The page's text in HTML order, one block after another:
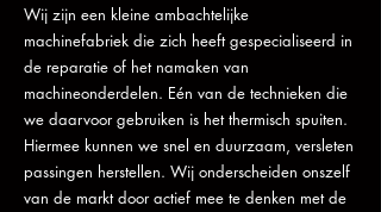
Wij zijn een kleine ambachtelijke
machinefabriek die zich heeft gespecialiseerd in
de reparatie of het namaken van
machineonderdelen. Eén van de technieken die
we daarvoor gebruiken is het thermisch spuiten.
Hiermee kunnen we snel en duurzaam, versleten
passingen herstellen. Wij onderscheiden onszelf
van de markt door actief mee te denken met de